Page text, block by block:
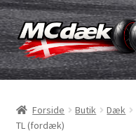
Spring
til
navigation
Spring
til
indhold
Dæk
Slanger & fælgband
Forside Butik Dæk
TL (fordæk)